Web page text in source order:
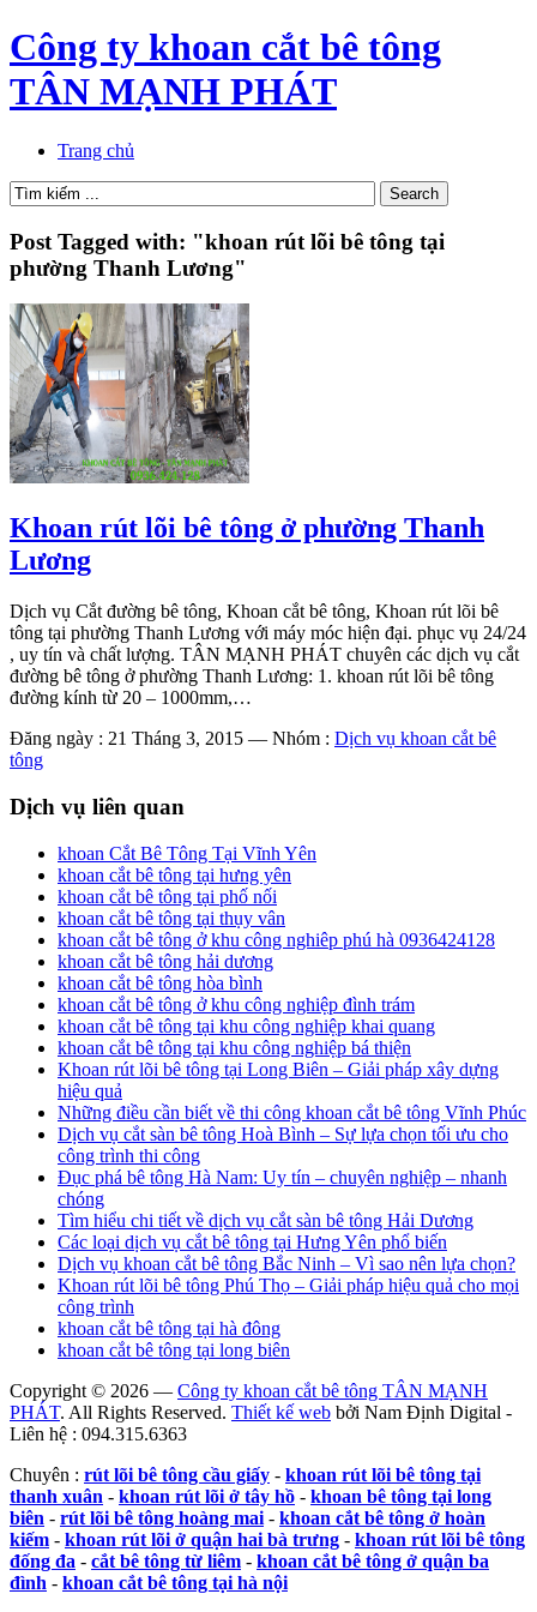
Công ty khoan cắt bê tông
TÂN MẠNH PHÁT
Trang chủ
Post Tagged with: "khoan rút lõi bê tông tại
phường Thanh Lương"
Khoan rút lõi bê tông ở phường Thanh
Lương
Dịch vụ Cắt đường bê tông, Khoan cắt bê tông, Khoan rút lõi bê
tông tại phường Thanh Lương với máy móc hiện đại. phục vụ 24/24
, uy tín và chất lượng. TÂN MẠNH PHÁT chuyên các dịch vụ cắt
đường bê tông ở phường Thanh Lương: 1. khoan rút lõi bê tông
đường kính từ 20 – 1000mm,…
Đăng ngày : 21 Tháng 3, 2015 — Nhóm : Dịch vụ khoan cắt bê
tông
Dịch vụ liên quan
khoan Cắt Bê Tông Tại Vĩnh Yên
khoan cắt bê tông tại hưng yên
khoan cắt bê tông tại phố nối
khoan cắt bê tông tại thụy vân
khoan cắt bê tông ở khu công nghiêp phú hà 0936424128
khoan cắt bê tông hải dương
khoan cắt bê tông hòa bình
khoan cắt bê tông ở khu công nghiệp đình trám
khoan cắt bê tông tại khu công nghiệp khai quang
khoan cắt bê tông tại khu công nghiệp bá thiện
Khoan rút lõi bê tông tại Long Biên – Giải pháp xây dựng
hiệu quả
Những điều cần biết về thi công khoan cắt bê tông Vĩnh Phúc
Dịch vụ cắt sàn bê tông Hoà Bình – Sự lựa chọn tối ưu cho
công trình thi công
Đục phá bê tông Hà Nam: Uy tín – chuyên nghiệp – nhanh
chóng
Tìm hiểu chi tiết về dịch vụ cắt sàn bê tông Hải Dương
Các loại dịch vụ cắt bê tông tại Hưng Yên phổ biến
Dịch vụ khoan cắt bê tông Bắc Ninh – Vì sao nên lựa chọn?
Khoan rút lõi bê tông Phú Thọ – Giải pháp hiệu quả cho mọi
công trình
khoan cắt bê tông tại hà đông
khoan cắt bê tông tại long biên
Copyright © 2026 — Công ty khoan cắt bê tông TÂN MẠNH
PHÁT. All Rights Reserved. Thiết kế web bởi Nam Định Digital -
Liên hệ : 094.315.6363
Chuyên : rút lõi bê tông cầu giấy - khoan rút lõi bê tông tại
thanh xuân - khoan rút lõi ở tây hồ - khoan bê tông tại long
biên - rút lõi bê tông hoàng mai - khoan cắt bê tông ở hoàn
kiếm - khoan rút lõi ở quận hai bà trưng - khoan rút lõi bê tông
đống đa - cắt bê tông từ liêm - khoan cắt bê tông ở quận ba
đình - khoan cắt bê tông tại hà nội